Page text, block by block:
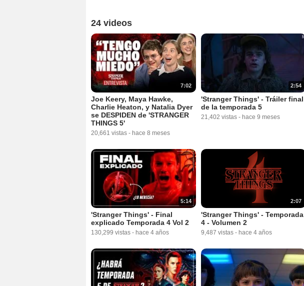
24 videos
7:02
Joe Keery, Maya Hawke,
Charlie Heaton, y Natalia Dyer
se DESPIDEN de 'STRANGER
THINGS 5'
20,661 vistas - hace 8 meses
2:54
'Stranger Things' - Tráiler final
de la temporada 5
21,402 vistas - hace 9 meses
5:14
'Stranger Things' - Final
explicado Temporada 4 Vol 2
130,299 vistas - hace 4 años
2:07
'Stranger Things' - Temporada
4 - Volumen 2
9,487 vistas - hace 4 años